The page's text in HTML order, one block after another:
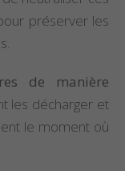
préserver les
de manière
les décharger et
le moment où